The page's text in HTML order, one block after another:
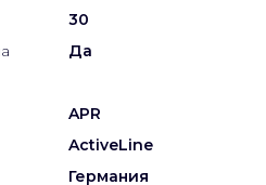
30
Да
APR
ActiveLine
Германия